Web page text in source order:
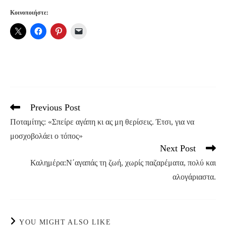
Κοινοποιήστε:
Read
articles
Previous Post
Ποταμίτης: «Σπείρε αγάπη κι ας μη θερίσεις. Έτσι, για να
μοσχοβολάει ο τόπος»
Next Post
Καλημέρα:Ν΄αγαπάς τη ζωή, χωρίς παζαρέματα, πολύ και
αλογάριαστα.
YOU MIGHT ALSO LIKE